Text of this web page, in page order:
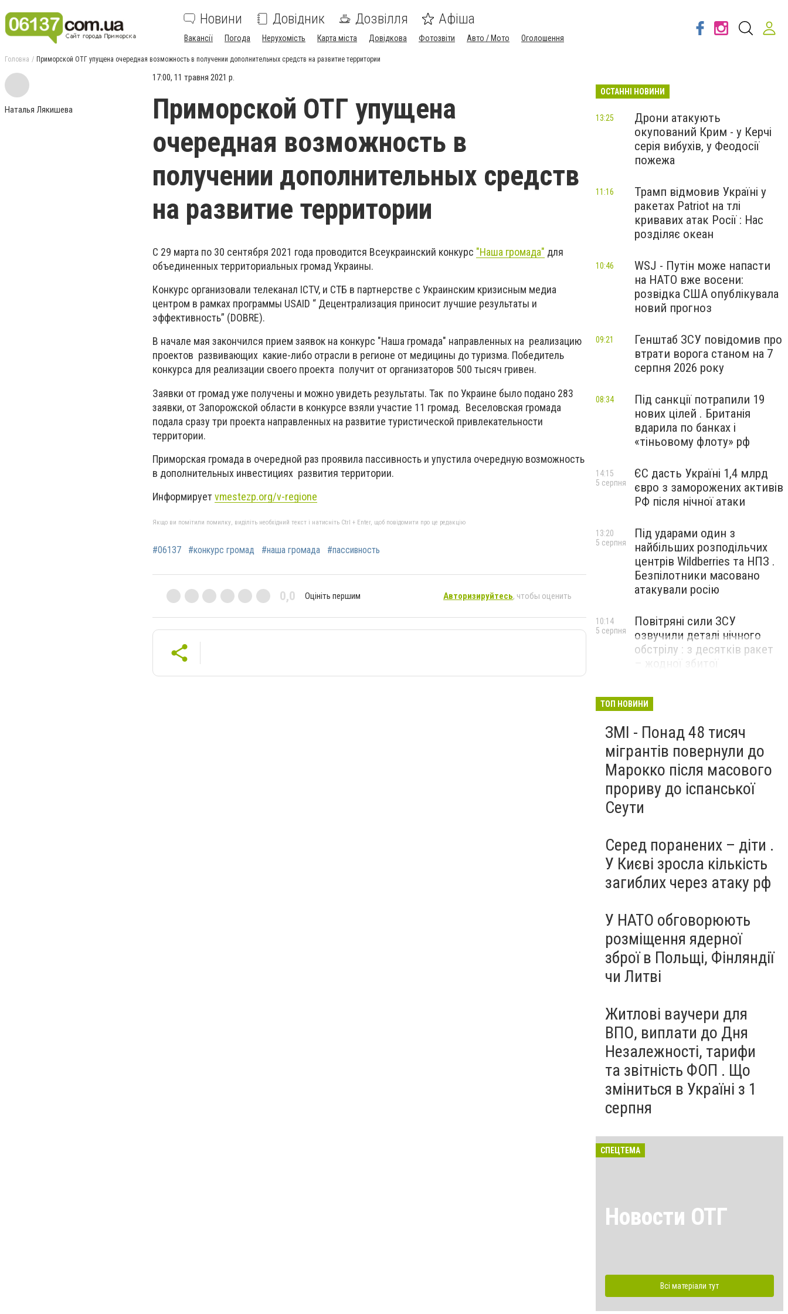
Новини Довідник Дозвілля Афіша
Вакансії Погода Нерухомість Карта міста Довідкова Фотозвіти Авто / Мото Оголошення
Головна Приморской ОТГ упущена очередная возможность в получении дополнительных средств на развитие территории
Наталья Лякишева
17:00, 11 травня 2021 р.
Приморской ОТГ упущена
очередная возможность в
получении дополнительных средств
на развитие территории
С 29 марта по 30 сентября 2021 года проводится Всеукраинский конкурс "Наша громада" для
объединенных территориальных громад Украины.
Конкурс организовали телеканал ICTV, и СТБ в партнерстве с Украинским кризисным медиа
центром в рамках программы USAID “ Децентрализация приносит лучшие результаты и
эффективность” (DOBRE).
В начале мая закончился прием заявок на конкурс "Наша громада" направленных на реализацию
проектов развивающих какие-либо отрасли в регионе от медицины до туризма. Победитель
конкурса для реализации своего проекта получит от организаторов 500 тысяч гривен.
Заявки от громад уже получены и можно увидеть результаты. Так по Украине было подано 283
заявки, от Запорожской области в конкурсе взяли участие 11 громад. Веселовская громада
подала сразу три проекта направленных на развитие туристической привлекательности
территории.
Приморская громада в очередной раз проявила пассивность и упустила очередную возможность
в дополнительных инвестициях развития территории.
Информируетvmestezp.org/v-regione
Якщо ви помітили помилку, виділіть необхідний текст і натисніть Ctrl + Enter, щоб повідомити про це редакцію
#06137 #конкурс громад #наша громада #пассивность
0,0 Оцініть першим Авторизируйтесь, чтобы оценить
ОСТАННІ НОВИНИ
Дрони атакують
окупований Крим - у Керчі
серія вибухів, у Феодосії
пожежа
13:25
Трамп відмовив Україні у
ракетах Patriot на тлі
кривавих атак Росії : Нас
розділяє океан
11:16
WSJ - Путін може напасти
на НАТО вже восени:
розвідка США опублікувала
новий прогноз
10:46
Генштаб ЗСУ повідомив про
втрати ворога станом на 7
серпня 2026 року
09:21
Під санкції потрапили 19
нових цілей . Британія
вдарила по банках і
«тіньовому флоту» рф
08:34
ЄС дасть Україні 1,4 млрд
євро з заморожених активів
РФ після нічної атаки
14:15
5 серпня
Під ударами один з
найбільших розподільчих
центрів Wildberries та НПЗ .
Безпілотники масовано
атакували росію
13:20
5 серпня
Повітряні сили ЗСУ
озвучили деталі нічного
обстрілу : з десятків ракет
– жодної збитої
10:14
5 серпня
ТОП НОВИНИ
ЗМІ - Понад 48 тисяч
мігрантів повернули до
Марокко після масового
прориву до іспанської
Сеути
Серед поранених – діти .
У Києві зросла кількість
загиблих через атаку рф
У НАТО обговорюють
розміщення ядерної
зброї в Польщі, Фінляндії
чи Литві
Житлові ваучери для
ВПО, виплати до Дня
Незалежності, тарифи
та звітність ФОП . Що
зміниться в Україні з 1
серпня
СПЕЦТЕМА
Новости ОТГ
Всі матеріали тут